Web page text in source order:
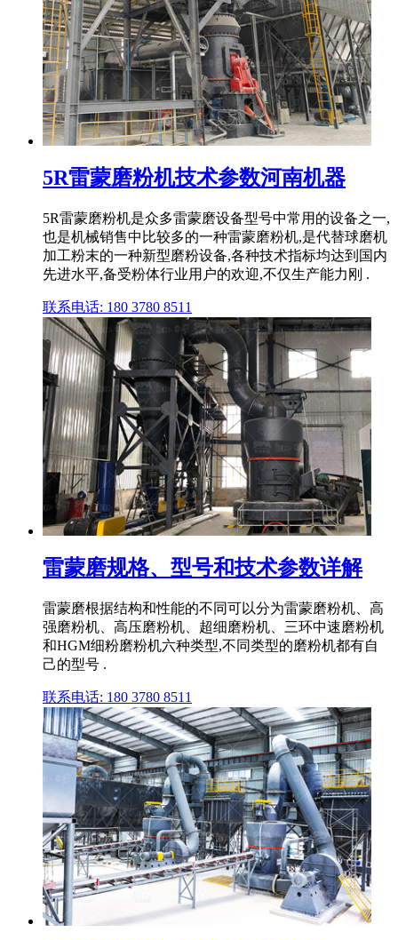
5R雷蒙磨粉机技术参数河南机器
5R雷蒙磨粉机是众多雷蒙磨设备型号中常用的设备之一,
也是机械销售中比较多的一种雷蒙磨粉机,是代替球磨机
加工粉末的一种新型磨粉设备,各种技术指标均达到国内
先进水平,备受粉体行业用户的欢迎,不仅生产能力刚 .
联系电话: 180 3780 8511
雷蒙磨规格、型号和技术参数详解
雷蒙磨根据结构和性能的不同可以分为雷蒙磨粉机、高
强磨粉机、高压磨粉机、超细磨粉机、三环中速磨粉机
和HGM细粉磨粉机六种类型,不同类型的磨粉机都有自
己的型号 .
联系电话: 180 3780 8511